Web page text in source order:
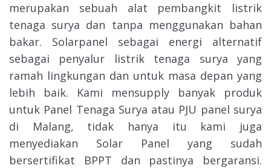
merupakan sebuah alat pembangkit listrik
tenaga surya dan tanpa menggunakan bahan
bakar. Solarpanel sebagai energi alternatif
sebagai penyalur listrik tenaga surya yang
ramah lingkungan dan untuk masa depan yang
lebih baik. Kami mensupply banyak produk
untuk Panel Tenaga Surya atau PJU panel surya
di Malang, tidak hanya itu kami juga
menyediakan Solar Panel yang sudah
bersertifikat BPPT dan pastinya bergaransi.